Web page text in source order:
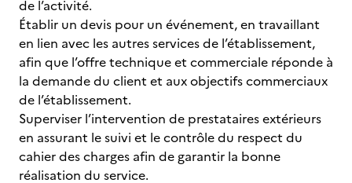
de l’activité.
Établir un devis pour un événement, en travaillant
en lien avec les autres services de l’établissement,
afin que l’offre technique et commerciale réponde à
la demande du client et aux objectifs commerciaux
de l’établissement.
Superviser l’intervention de prestataires extérieurs
en assurant le suivi et le contrôle du respect du
cahier des charges afin de garantir la bonne
réalisation du service.